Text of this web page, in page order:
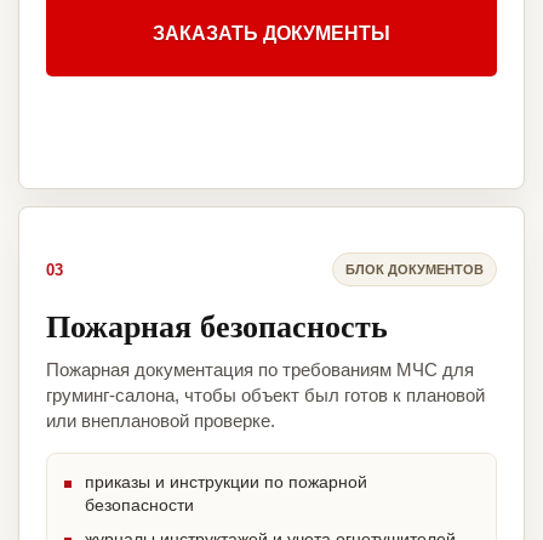
ЗАКАЗАТЬ ДОКУМЕНТЫ
03 БЛОК ДОКУМЕНТОВ
Пожарная безопасность
Пожарная документация по требованиям МЧС для
груминг-салона, чтобы объект был готов к плановой
или внеплановой проверке.
приказы и инструкции по пожарной
безопасности